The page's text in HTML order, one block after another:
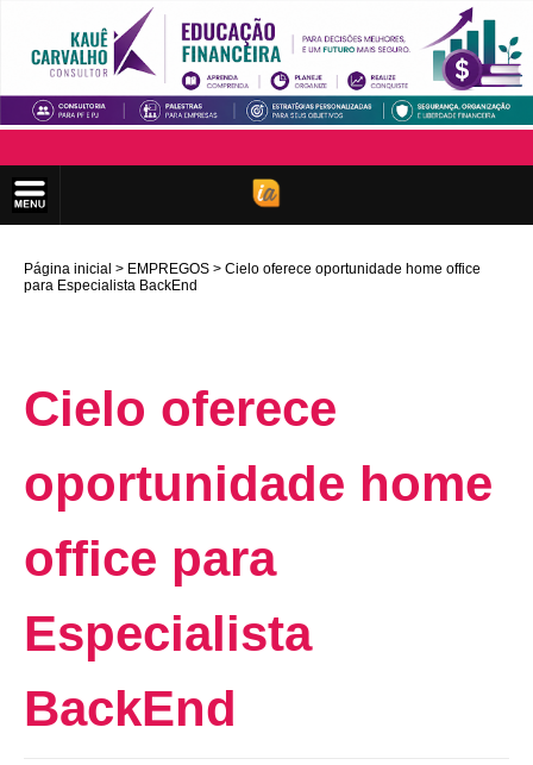
Página inicial EMPREGOS
Cielo oferece oportunidade home office
para Especialista BackEnd
Cielo oferece
oportunidade home
office para
Especialista
BackEnd